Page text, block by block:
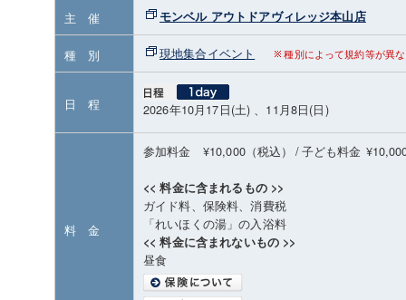
主 催 モンベル アウトドアヴィレッジ本山店
種 別 現地集合イベント 種別によって規約等が異
日 程 2026年10月17日(土) 、11月8日(日)
料 金
参加料金 ¥10,000（税込） /子ども料金
<< 料金に含まれるもの >>
ガイド料、保険料、消費税
「れいほくの湯」の入浴料
<< 料金に含まれないもの >>
昼食